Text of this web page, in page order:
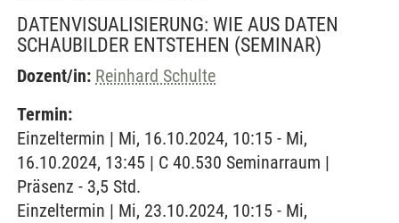
DATENVISUALISIERUNG: WIE AUS DATEN
SCHAUBILDER ENTSTEHEN (SEMINAR)
Dozent/in: Reinhard Schulte
Termin:
Einzeltermin | Mi, 16.10.2024, 10:15 - Mi,
16.10.2024, 13:45 | C 40.530 Seminarraum |
Präsenz - 3,5 Std.
Einzeltermin | Mi, 23.10.2024, 10:15 - Mi,